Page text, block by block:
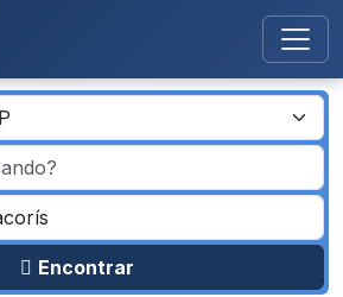
Encontrar